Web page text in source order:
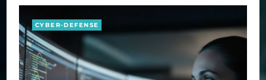
CYBER-DEFENSE